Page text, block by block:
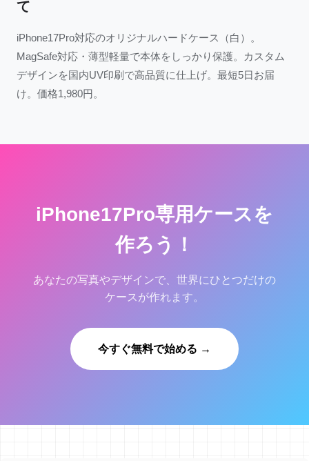
て
iPhone17Pro対応のオリジナルハードケース（白）。
MagSafe対応・薄型軽量で本体をしっかり保護。カスタム
デザインを国内UV印刷で高品質に仕上げ。最短5日お届
け。価格1,980円。
iPhone17Pro専用ケースを
作ろう！
あなたの写真やデザインで、世界にひとつだけの
ケースが作れます。
今すぐ無料で始める →